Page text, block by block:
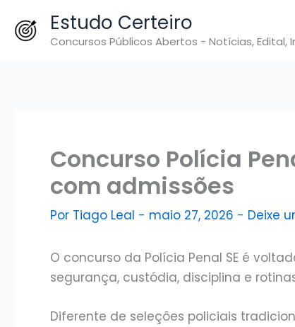
para
Estudo Certeiro
Concursos Públicos Abertos - Notícias, Edital,
Concurso Polícia
com admissões
Por Tiago Leal - maio 27, 2026 - Deixe
O concurso da Polícia Penal SE é
segurança, custódia, disciplina e
Diferente de seleções policiais